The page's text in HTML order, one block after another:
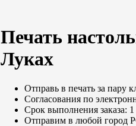
Печать
Луках
Отправь в печать за пару
Согласования по
Срок выполнения заказа: 1
Отправим в любой город